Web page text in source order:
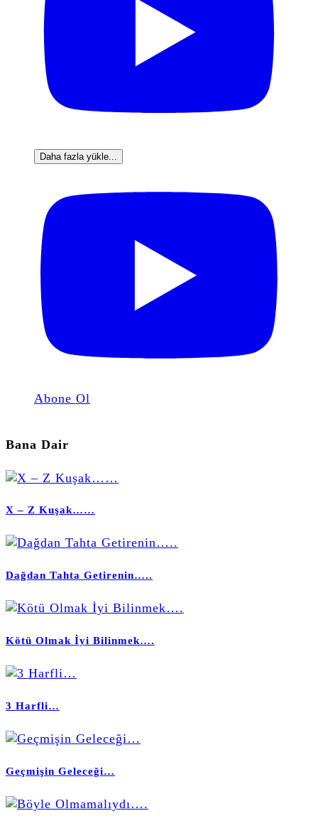
Daha fazla yükle...
Abone Ol
Bana Dair
X – Z Kuşak……
Dağdan Tahta Getirenin…..
Kötü Olmak İyi Bilinmek….
3 Harfli…
Geçmişin Geleceği…